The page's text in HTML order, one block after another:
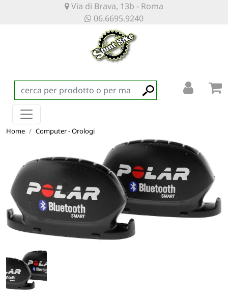
Via di Brava, 13b - Roma
06.6695.9240
Home
Computer - Orologi
SPEED SENSOR AND CADENCE SENSOR SET